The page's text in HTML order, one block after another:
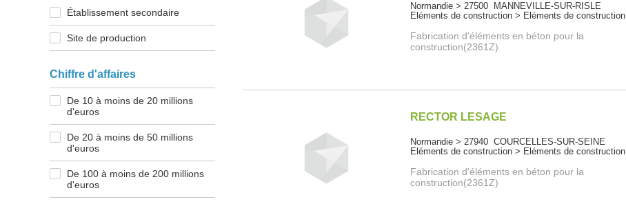
Établissement secondaire
Site de production
Chiffre d'affaires
De 10 à moins de 20 millions
d'euros
De 20 à moins de 50 millions
d'euros
De 100 à moins de 200 millions
d'euros
Normandie > 27500 MANNEVILLE-SUR-RISLE
Eléments de construction > Eléments de construction
Fabrication d'éléments en béton pour la
construction(2361Z)
RECTOR LESAGE
Normandie > 27940 COURCELLES-SUR-SEINE
Eléments de construction > Eléments de construction
Fabrication d'éléments en béton pour la
construction(2361Z)